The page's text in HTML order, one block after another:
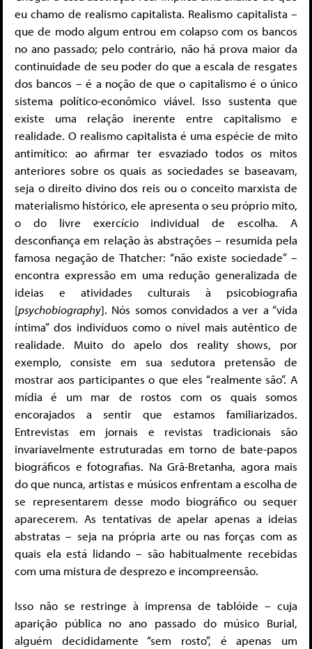
eu chamo de realismo capitalista. Realismo capitalista –
que de modo algum entrou em colapso com os bancos
no ano passado; pelo contrário, não há prova maior da
continuidade de seu poder do que a escala de resgates
dos bancos – é a noção de que o capitalismo é o único
sistema político-econômico viável. Isso sustenta que
existe uma relação inerente entre capitalismo e
realidade. O realismo capitalista é uma espécie de mito
antimítico: ao afirmar ter esvaziado todos os mitos
anteriores sobre os quais as sociedades se baseavam,
seja o direito divino dos reis ou o conceito marxista de
materialismo histórico, ele apresenta o seu próprio mito,
o do livre exercício individual de escolha. A
desconfiança em relação às abstrações – resumida pela
famosa negação de Thatcher: “não existe sociedade” –
encontra expressão em uma redução generalizada de
ideias e atividades culturais à psicobiografia
[psychobiography]. Nós somos convidados a ver a “vida
íntima” dos indivíduos como o nível mais autêntico de
realidade. Muito do apelo dos reality shows, por
exemplo, consiste em sua sedutora pretensão de
mostrar aos participantes o que eles “realmente são”. A
mídia é um mar de rostos com os quais somos
encorajados a sentir que estamos familiarizados.
Entrevistas em jornais e revistas tradicionais são
invariavelmente estruturadas em torno de bate-papos
biográficos e fotografias. Na Grã-Bretanha, agora mais
do que nunca, artistas e músicos enfrentam a escolha de
se representarem desse modo biográfico ou sequer
aparecerem. As tentativas de apelar apenas a ideias
abstratas – seja na própria arte ou nas forças com as
quais ela está lidando – são habitualmente recebidas
com uma mistura de desprezo e incompreensão.
Isso não se restringe à imprensa de tablóide – cuja
aparição pública no ano passado do músico Burial,
alguém decididamente “sem rosto”, é apenas um